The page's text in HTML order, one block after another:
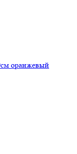
оранжевый